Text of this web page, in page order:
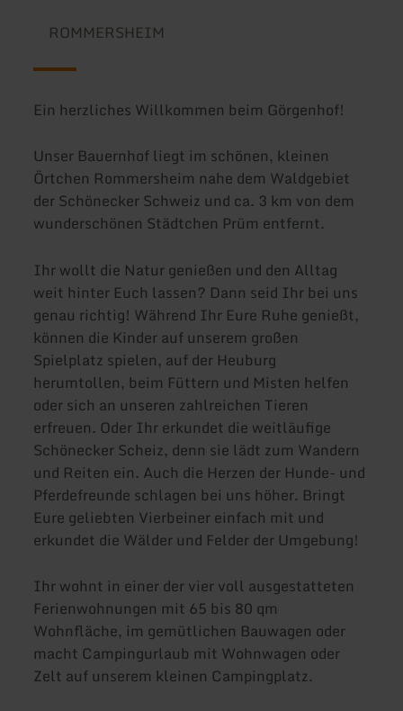
ROMMERSHEIM
Ein herzliches Willkommen beim Görgenhof!
Unser Bauernhof liegt im schönen, kleinen
Örtchen Rommersheim nahe dem Waldgebiet
der Schönecker Schweiz und ca. 3 km von dem
wunderschönen Städtchen Prüm entfernt.
Ihr wollt die Natur genießen und den Alltag
weit hinter Euch lassen? Dann seid Ihr bei uns
genau richtig! Während Ihr Eure Ruhe genießt,
können die Kinder auf unserem großen
Spielplatz spielen, auf der Heuburg
herumtollen, beim Füttern und Misten helfen
oder sich an unseren zahlreichen Tieren
erfreuen. Oder Ihr erkundet die weitläufige
Schönecker Scheiz, denn sie lädt zum Wandern
und Reiten ein. Auch die Herzen der Hunde- und
Pferdefreunde schlagen bei uns höher. Bringt
Eure geliebten Vierbeiner einfach mit und
erkundet die Wälder und Felder der Umgebung!
Ihr wohnt in einer der vier voll ausgestatteten
Ferienwohnungen mit 65 bis 80 qm
Wohnfläche, im gemütlichen Bauwagen oder
macht Campingurlaub mit Wohnwagen oder
Zelt auf unserem kleinen Campingplatz.